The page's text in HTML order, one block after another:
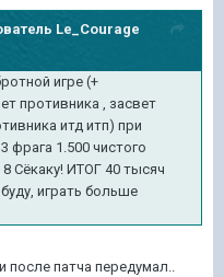
Le_Courage
игре (+
противника , засвет
итд итп) при
фрага 1.500 чистого
Сёкаку! ИТОГ 40 тысяч
играть больше
после патча передумал..